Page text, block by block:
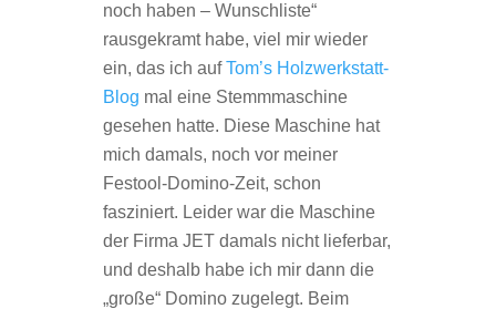
noch haben – Wunschliste“
rausgekramt habe, viel mir wieder
ein, das ich aufTom’s Holzwerkstatt-
Blog mal eine Stemmmaschine
gesehen hatte. Diese Maschine hat
mich damals, noch vor meiner
Festool-Domino-Zeit, schon
fasziniert. Leider war die Maschine
der Firma JET damals nicht lieferbar,
und deshalb habe ich mir dann die
„große“ Domino zugelegt. Beim